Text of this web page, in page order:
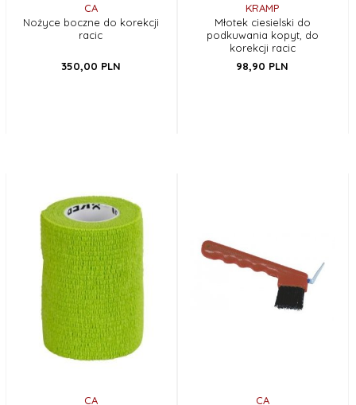
CA
Nożyce boczne do korekcji
racic
350,00 PLN
KRAMP
Młotek ciesielski do
podkuwania kopyt, do
korekcji racic
98,90 PLN
CA CA